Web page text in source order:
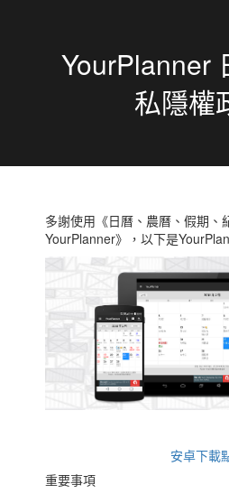
YourPlanner
私隱權
多謝使用《日曆、農曆、假期、
YourPlanner》，以下是
安卓下載
重要事項